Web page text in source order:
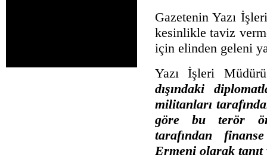
Gazetenin Yazı
kesinlikle taviz
için elinden geleni
Yazı İşleri
dışındaki
militanları
göre bu terör
tarafından
Ermeni olarak tanıt